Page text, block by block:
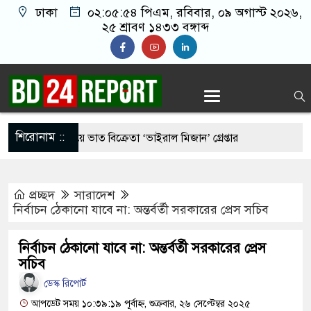
ঢাকা ০২:০৫:৫৫ পিএম, রবিবার, ০৯ অগাস্ট ২০২৬,
২৫ শ্রাবণ ১৪৩৩ বঙ্গাব্দ
শিরোনাম ::
মাংস দিয়ে ভাত বিক্রেতা ‘ভাইরাল মিজান’ গ্রেপ্তার
পদে মির্জা ফখরুল নির্বাচিত
প্রচ্ছদ
সারাদেশ
নির্বাচন ঠেকানো যাবে না: অন্তর্বর্তী সরকারের প্রেস সচিব
নির্বাচন ঠেকানো যাবে না: অন্তর্বর্তী সরকারের প্রেস
সচিব
ডেস্ক রিপোর্ট
আপডেট সময় ১০:৩৯:১৯ পূর্বাহ্ন, শুক্রবার, ২৬ সেপ্টেম্বর ২০২৫